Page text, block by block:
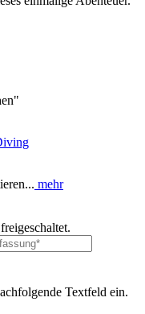
mehr
Textfeld ein.